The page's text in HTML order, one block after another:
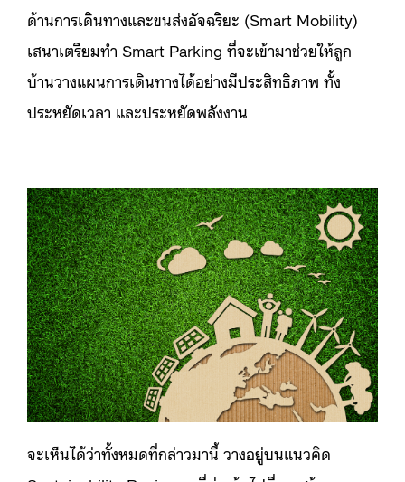
ด้านการเดินทางและขนส่งอัจฉริยะ (Smart Mobility)
เสนาเตรียมทำ Smart Parking ที่จะเข้ามาช่วยให้ลูก
บ้านวางแผนการเดินทางได้อย่างมีประสิทธิภาพ ทั้ง
ประหยัดเวลา และประหยัดพลังงาน
จะเห็นได้ว่าทั้งหมดที่กล่าวมานี้ วางอยู่บนแนวคิด